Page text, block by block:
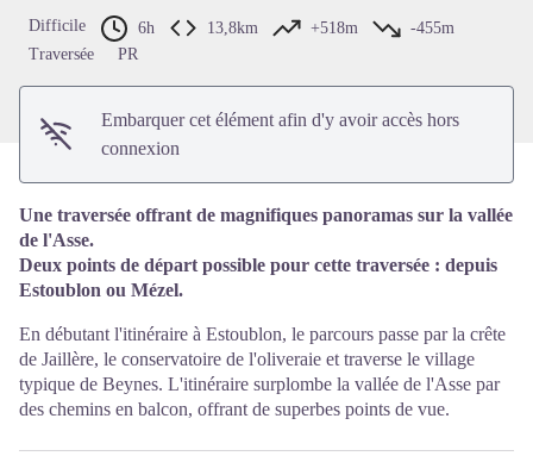
Difficile 6h 13,8km +518m
-455m
Traversée
PR
Embarquer cet élément afin d'y avoir accès hors
connexion
Une traversée offrant de magnifiques panoramas sur la vallée
de l'Asse.
Deux points de départ possible pour cette traversée : depuis
Estoublon ou Mézel.
En débutant l'itinéraire à Estoublon, le parcours passe par la crête
de Jaillère, le conservatoire de l'oliveraie et traverse le village
typique de Beynes. L'itinéraire surplombe la vallée de l'Asse par
des chemins en balcon, offrant de superbes points de vue.